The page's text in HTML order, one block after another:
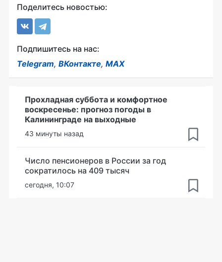
Поделитесь новостью:
Подпишитесь на нас:
Telegram, ВКонтакте, MAX
Прохладная суббота и комфортное
воскресенье: прогноз погоды в
Калининграде на выходные
43 минуты назад
Число пенсионеров в России за год
сократилось на 409 тысяч
сегодня, 10:07